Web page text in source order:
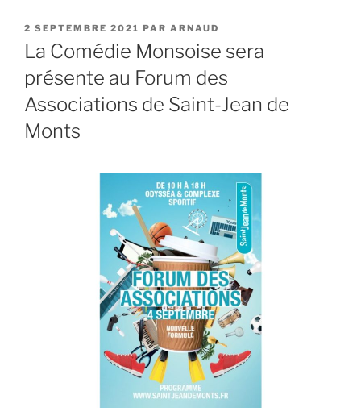
PUBLIÉ
LE
2 SEPTEMBRE 2021 PAR ARNAUD
La Comédie Monsoise sera
présente au Forum des
Associations de Saint-Jean de
Monts